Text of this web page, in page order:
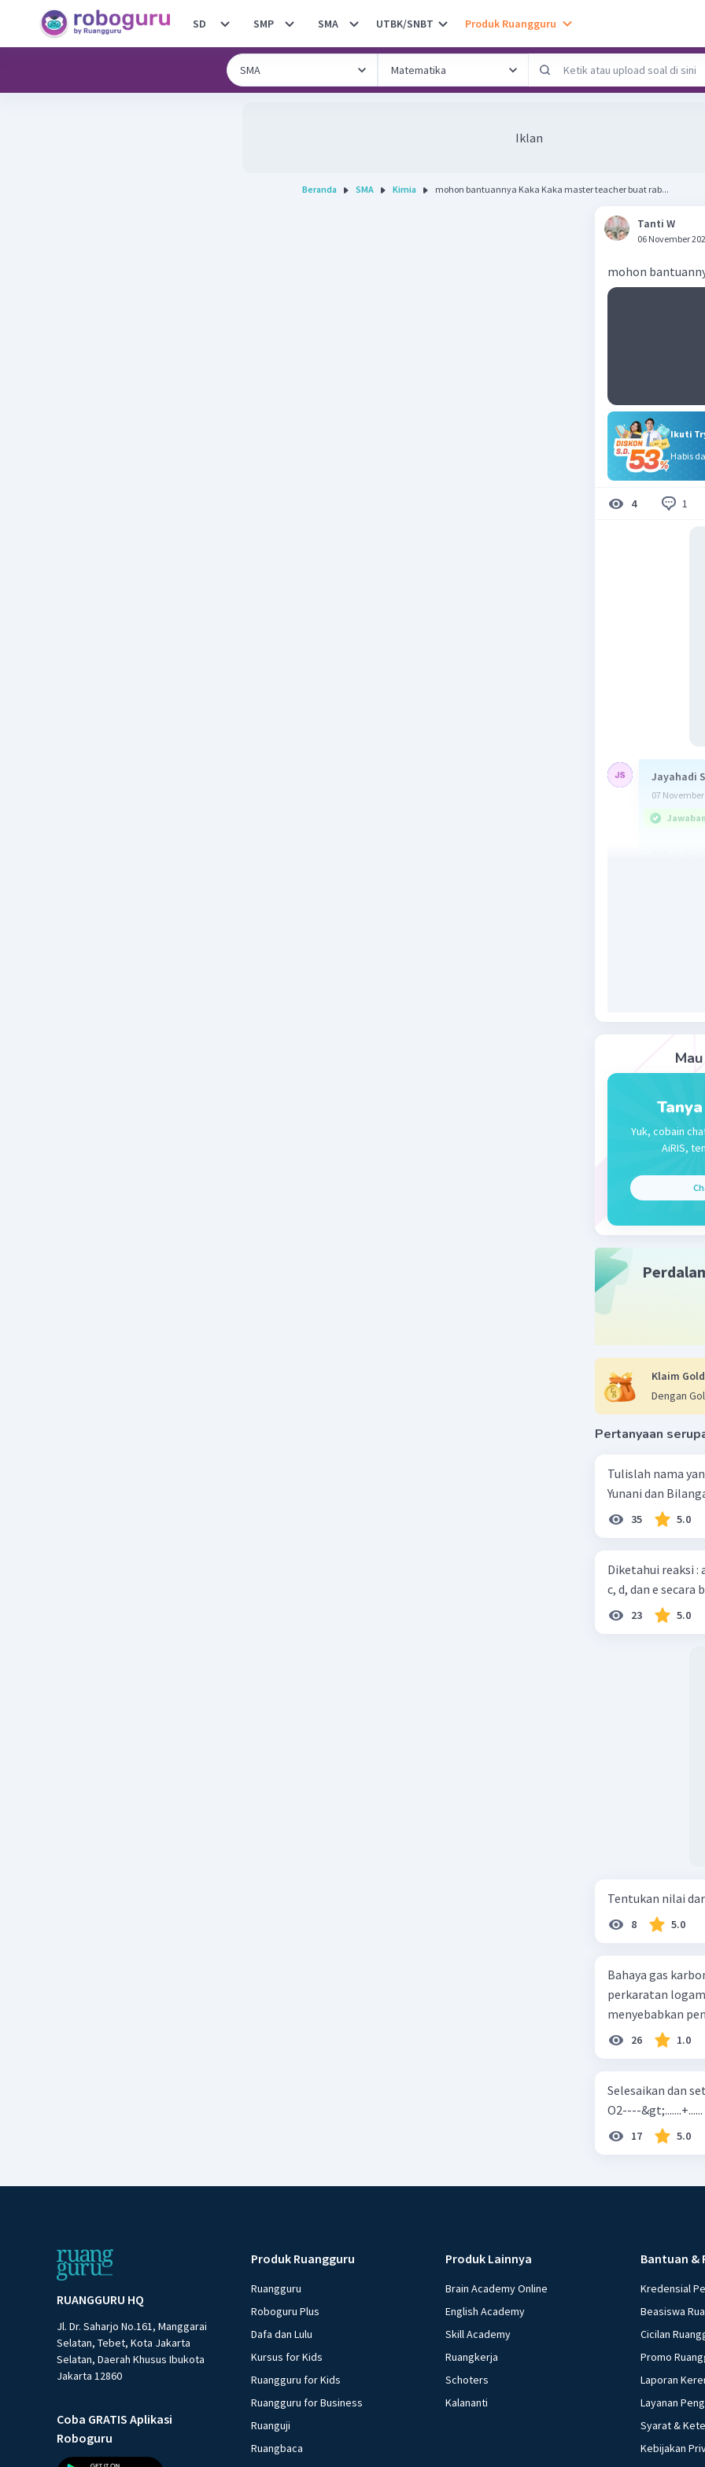
SD SMP SMA UTBK/SNBT Produk Ruangguru
Iklan
Beranda SMA Kimia mohon bantuannya Kaka Kaka master teacher buat rab...
Tanti W
06 November
mohon
Ikuti
Habis
4 1
Jayahadi S
07
Yuk, cobain
AiRIS,
Klaim
Dengan
Pertanyaan
Tulislah nama
Yunani dan
35 5.0
Diketahui reaksi :
c, d, dan e
23 5.0
Tentukan nilai
8 5.0
Bahaya gas karbon
perkaratan logam b. mengurangi kadar CO2 di udara c. merusak lapisan ozon d.
26 1.0
Selesaikan dan
O2----&gt;.......+......
17 5.0
RUANGGURU HQ
Jl. Dr. Saharjo No.161, Manggarai
Selatan, Tebet, Kota Jakarta
Selatan, Daerah Khusus Ibukota
Jakarta 12860
Coba GRATIS Aplikasi
Roboguru
Produk Ruangguru
Ruangguru
Roboguru Plus
Dafa dan Lulu
Kursus for Kids
Ruangguru for Kids
Ruangguru for Business
Ruanguji
Ruangbaca
Produk Lainnya
Brain Academy Online
English Academy
Skill Academy
Ruangkerja
Schoters
Kalananti
Bantuan &
Kredensial
Beasiswa
Cicilan
Promo
Laporan
Layanan
Syarat &
Kebijakan